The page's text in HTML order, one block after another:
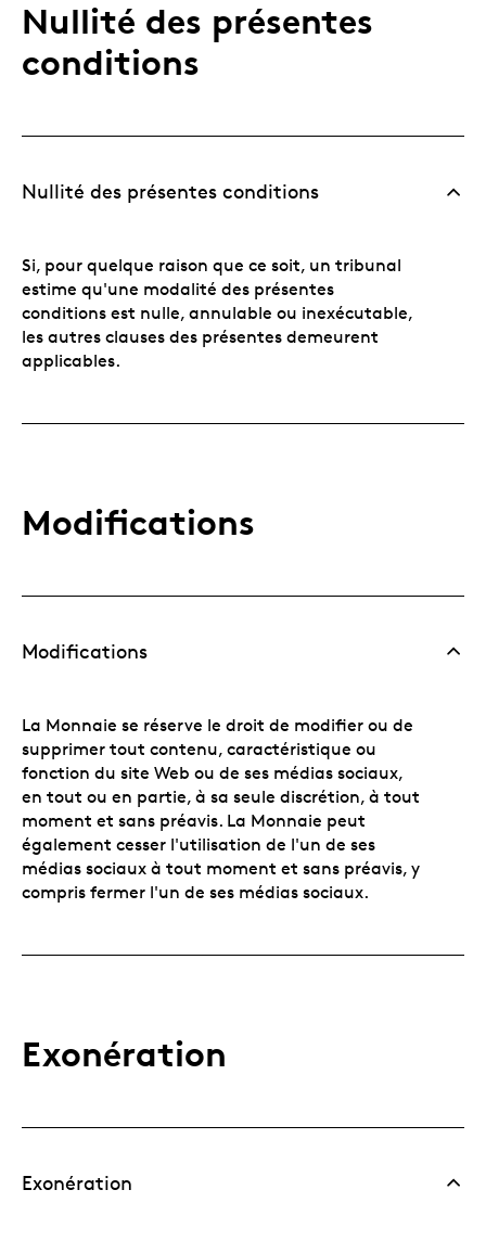
Nullité des présentes
conditions
Nullité des présentes conditions
Si, pour quelque raison que ce soit, un tribunal
estime qu'une modalité des présentes
conditions est nulle, annulable ou inexécutable,
les autres clauses des présentes demeurent
applicables.
Modifications
Modifications
La Monnaie se réserve le droit de modifier ou de
supprimer tout contenu, caractéristique ou
fonction du site Web ou de ses médias sociaux,
en tout ou en partie, à sa seule discrétion, à tout
moment et sans préavis. La Monnaie peut
également cesser l'utilisation de l'un de ses
médias sociaux à tout moment et sans préavis, y
compris fermer l'un de ses médias sociaux.
Exonération
Exonération